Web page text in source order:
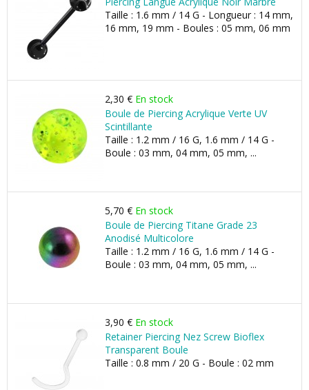
Taille : 1.6 mm / 14 G - Longueur : 14 mm,
16 mm, 19 mm - Boules : 05 mm, 06 mm
2,30 € En stock
Boule de Piercing Acrylique Verte UV
Scintillante
Taille : 1.2 mm / 16 G, 1.6 mm / 14 G -
Boule : 03 mm, 04 mm, 05 mm, ...
5,70 € En stock
Boule de Piercing Titane Grade 23
Anodisé Multicolore
Taille : 1.2 mm / 16 G, 1.6 mm / 14 G -
Boule : 03 mm, 04 mm, 05 mm, ...
3,90 € En stock
Retainer Piercing Nez Screw Bioflex
Transparent Boule
Taille : 0.8 mm / 20 G - Boule : 02 mm